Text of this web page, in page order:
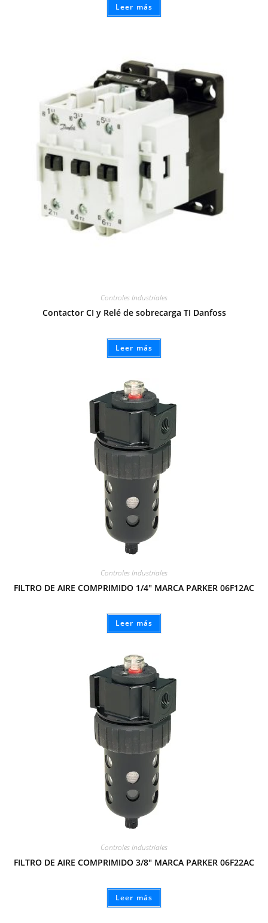
Leer más
Controles Industriales
Contactor CI y Relé de sobrecarga TI Danfoss
Leer más
Controles Industriales
FILTRO DE AIRE COMPRIMIDO 1/4″ MARCA PARKER 06F12AC
Leer más
Controles Industriales
FILTRO DE AIRE COMPRIMIDO 3/8″ MARCA PARKER 06F22AC
Leer más